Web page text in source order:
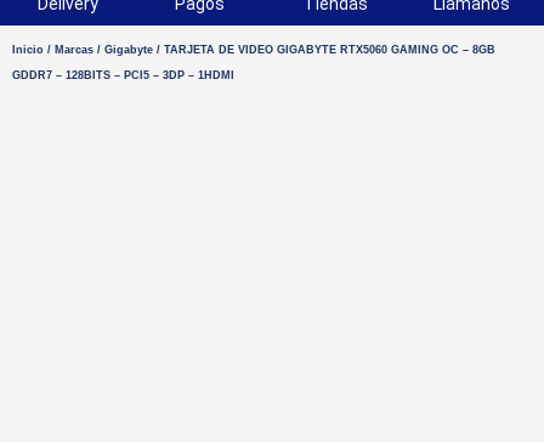
Delivery Pagos Tiendas Llámanos
Inicio / Marcas / Gigabyte / TARJETA DE VIDEO GIGABYTE RTX5060 GAMING OC – 8GB
GDDR7 – 128BITS – PCI5 – 3DP – 1HDMI